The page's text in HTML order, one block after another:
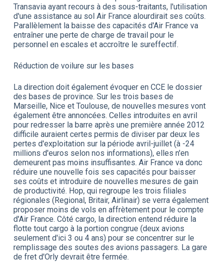
Transavia ayant recours à des sous-traitants, l'utilisation
d'une assistance au sol Air France alourdirait ses coûts.
Parallèlement la baisse des capacités d'Air France va
entraîner une perte de charge de travail pour le
personnel en escales et accroître le sureffectif.
Réduction de voilure sur les bases
La direction doit également évoquer en CCE le dossier
des bases de province. Sur les trois bases de
Marseille, Nice et Toulouse, de nouvelles mesures vont
également être annoncées. Celles introduites en avril
pour redresser la barre après une première année 2012
difficile auraient certes permis de diviser par deux les
pertes d'exploitation sur la période avril-juillet (à -24
millions d'euros selon nos informations), elles n'en
demeurent pas moins insuffisantes. Air France va donc
réduire une nouvelle fois ses capacités pour baisser
ses coûts et introduire de nouvelles mesures de gain
de productivité. Hop, qui regroupe les trois filiales
régionales (Regional, Britair, Airlinair) se verra également
proposer moins de vols en affrètement pour le compte
d'Air France. Côté cargo, la direction entend réduire la
flotte tout cargo à la portion congrue (deux avions
seulement d'ici 3 ou 4 ans) pour se concentrer sur le
remplissage des soutes des avions passagers. La gare
de fret d'Orly devrait être fermée.